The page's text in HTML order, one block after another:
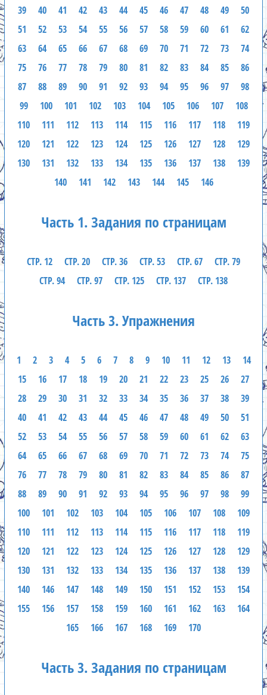
39
40 41 42 43 44 45 46 47 48 49
50
51
52 53 54 55 56 57 58 59 60 61
62
63
64 65 66 67 68 69 70 71 72 73
74
75
76 77 78 79 80 81 82 83 84 85
86
87
88 89 90 91 92 93 94 95 96 97
98
99
100 101 102 103 104 105 106 107
108
110
111 112 113 114 115 116 117 118
119
120
121 122 123 124 125 126 127 128
129
130
131 132 133 134 135 136 137 138
139
140
141 142 143 144 145 146
Часть 1. Задания по страницам
СТР. 12 СТР. 20 СТР. 36 СТР. 53 СТР. 67
СТР. 79
СТР. 94
СТР. 97 СТР. 125 СТР. 137 СТР. 138
Часть 3. Упражнения
1 2 3 4 5 6 7 8 9 10 11 12 13
14
15
16 17 18 19 20 21 22 23 25 26
27
28
29 30 31 32 33 34 35 36 37 38
39
40
41 42 43 44 45 46 47 48 49 50
51
52
53 54 55 56 57 58 59 60 61 62
63
64
65 66 67 68 69 70 71 72 73 74
75
76
77 78 79 80 81 82 83 84 85 86
87
88
89 90 91 92 93 94 95 96 97 98
99
100
101 102 103 104 105 106 107 108
109
110
111 112 113 114 115 116 117 118
119
120
121 122 123 124 125 126 127 128
129
130
131 132 133 134 135 136 137 138
139
140
146 147 148 149 150 151 152 153
154
155
156 157 158 159 160 161 162 163
164
165
166 167 168 169 170
Часть 3. Задания по страницам